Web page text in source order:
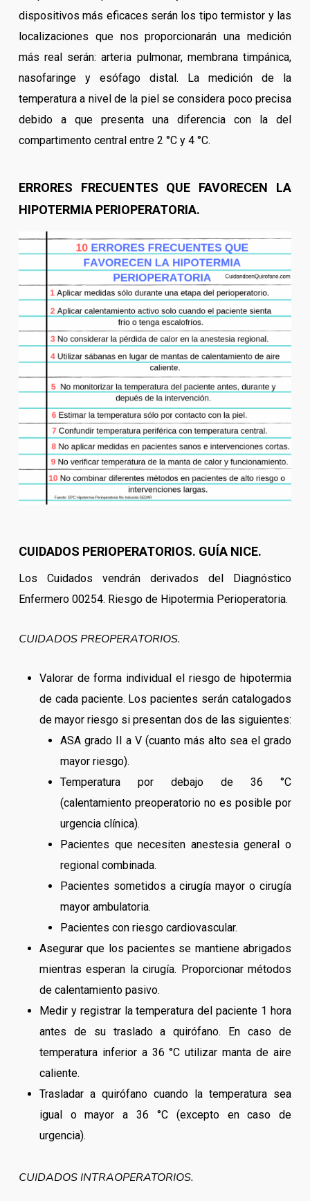
dispositivos más eficaces serán los tipo termistor y las
localizaciones que nos proporcionarán una medición
más real serán: arteria pulmonar, membrana timpánica,
nasofaringe y esófago distal. La medición de la
temperatura a nivel de la piel se considera poco precisa
debido a que presenta una diferencia con la del
compartimento central entre 2 °C y 4 °C.
ERRORES FRECUENTES QUE FAVORECEN LA
HIPOTERMIA PERIOPERATORIA.
CUIDADOS PERIOPERATORIOS. GUÍA NICE.
Los Cuidados vendrán derivados del Diagnóstico
Enfermero 00254. Riesgo de Hipotermia Perioperatoria.
CUIDADOS PREOPERATORIOS.
Valorar de forma individual el riesgo de hipotermia
de cada paciente. Los pacientes serán catalogados
de mayor riesgo si presentan dos de las siguientes:
ASA grado II a V (cuanto más alto sea el grado
mayor riesgo).
Temperatura por debajo de 36 °C
(calentamiento preoperatorio no es posible por
urgencia clínica).
Pacientes que necesiten anestesia general o
regional combinada.
Pacientes sometidos a cirugía mayor o cirugía
mayor ambulatoria.
Pacientes con riesgo cardiovascular.
Asegurar que los pacientes se mantiene abrigados
mientras esperan la cirugía. Proporcionar métodos
de calentamiento pasivo.
Medir y registrar la temperatura del paciente 1 hora
antes de su traslado a quirófano. En caso de
temperatura inferior a 36 °C utilizar manta de aire
caliente.
Trasladar a quirófano cuando la temperatura sea
igual o mayor a 36 °C (excepto en caso de
urgencia).
CUIDADOS INTRAOPERATORIOS.